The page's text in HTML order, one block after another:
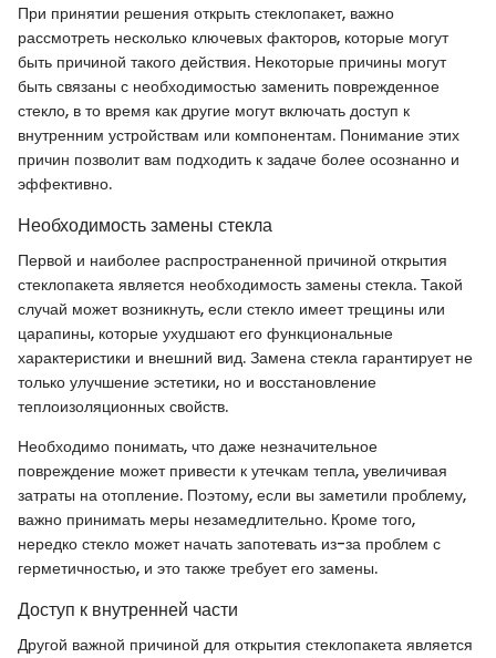
При принятии решения открыть стеклопакет, важно
рассмотреть несколько ключевых факторов, которые могут
быть причиной такого действия. Некоторые причины могут
быть связаны с необходимостью заменить поврежденное
стекло, в то время как другие могут включать доступ к
внутренним устройствам или компонентам. Понимание этих
причин позволит вам подходить к задаче более осознанно и
эффективно.
Необходимость замены стекла
Первой и наиболее распространенной причиной открытия
стеклопакета является необходимость замены стекла. Такой
случай может возникнуть, если стекло имеет трещины или
царапины, которые ухудшают его функциональные
характеристики и внешний вид. Замена стекла гарантирует не
только улучшение эстетики, но и восстановление
теплоизоляционных свойств.
Необходимо понимать, что даже незначительное
повреждение может привести к утечкам тепла, увеличивая
затраты на отопление. Поэтому, если вы заметили проблему,
важно принимать меры незамедлительно. Кроме того,
нередко стекло может начать запотевать из-за проблем с
герметичностью, и это также требует его замены.
Доступ к внутренней части
Другой важной причиной для открытия стеклопакета является